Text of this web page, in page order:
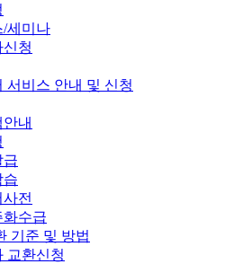
/세미나
청
서비스 안내 및 신청
내
급
습
전
화수급
기준 및 방법
교환신청